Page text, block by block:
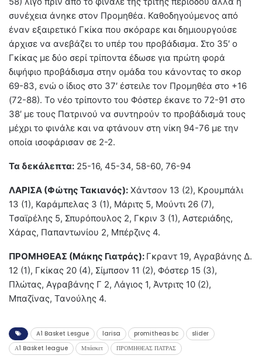
συνέχεια άνηκε στον Προμηθέα. Καθοδηγούμενος από
έναν εξαιρετικό Γκίκα που σκόραρε και δημιουργούσε
άρχισε να ανεβάζει το υπέρ του προβάδισμα. Στο 35′ ο
Γκίκας με δύο σερί τρίποντα έδωσε για πρώτη φορά
διψήφιο προβάδισμα στην ομάδα του κάνοντας το σκορ
69-83, ενώ ο ίδιος στο 37′ έστειλε τον Προμηθέα στο +16
(72-88). Το νέο τρίποντο του Φόστερ έκανε το 72-91 στο
38′ με τους Πατρινού να συντηρούν το προβάδισμά τους
μέχρι το φινάλε και να φτάνουν στη νίκη 94-76 με την
οποία ισοφάρισαν σε 2-2.
Τα δεκάλεπτα: 25-16, 45-34, 58-60, 76-94
ΛΑΡΙΣΑ (Φώτης Τακιανός): Χάντσον 13 (2), Κρουμπάλι
13 (1), Καράμπελας 3 (1), Μάριτς 5, Μούντι 26 (7),
Τσαϊρέλης 5, Σπυρόπουλος 2, Γκριν 3 (1), Αστεριάδης,
Χάρας, Παπαντωνίου 2, Μπέρζινς 4.
ΠΡΟΜΗΘΕΑΣ (Μάκης Γιατράς): Γκραντ 19, Αγραβάνης Δ.
12 (1), Γκίκας 20 (4), Σίμπσον 11 (2), Φόστερ 15 (3),
Πλώτας, Αγραβάνης Γ 2, Λάγιος 1, Άντριτς 10 (2),
Μπαζίνας, Τανούλης 4.
A1 Basket Lesgue larisa promitheas bc
slider
Α1 Basket league
Μπάσκετ ΠΡΟΜΗΘΕΑΣ ΠΑΤΡΑΣ